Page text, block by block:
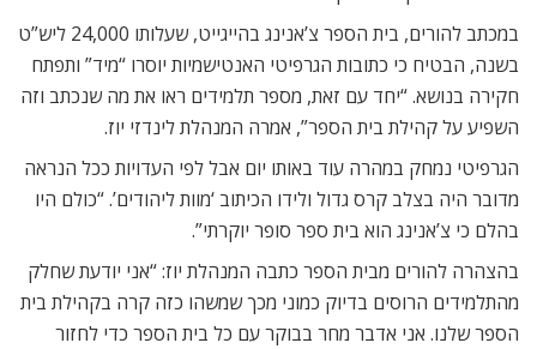
במכתב להורים, בית הספר צ’אנינג בהייגייט, שעלותו 24,000 ליש”ט
בשנה, הבטיח כי כתובות הגרפיטי האנטישמיות יוסרו “מיד” ותפתח
חקירה בנושא. “יחד עם זאת, מספר תלמידים ראו את מה שנכתב וזה
השפיע על קהילת בית הספר”, אמרה המנהלת לינדזי יוז.
הגרפיטי נמחק במהרה עוד באותו יום אבל לפי העדויות ככל הנראה
מדובר היה בצלב קרס גדול ולידו הכיתוב ‘מוות ליהודים’. “כולם היו
בהלם כי צ’אנינג הוא בית ספר סופר יוקרתי”.
בהצהרה להורים מבית הספר כתבה המנהלת יוז: “אני יודעת שחלק
מהתלמידים הרוסים בדיוק כמוני מכך שמשהו כזה קרה בקהילת בית
הספר שלנו. אני אדבר מחר בבוקר עם כל בית הספר כדי לחזור